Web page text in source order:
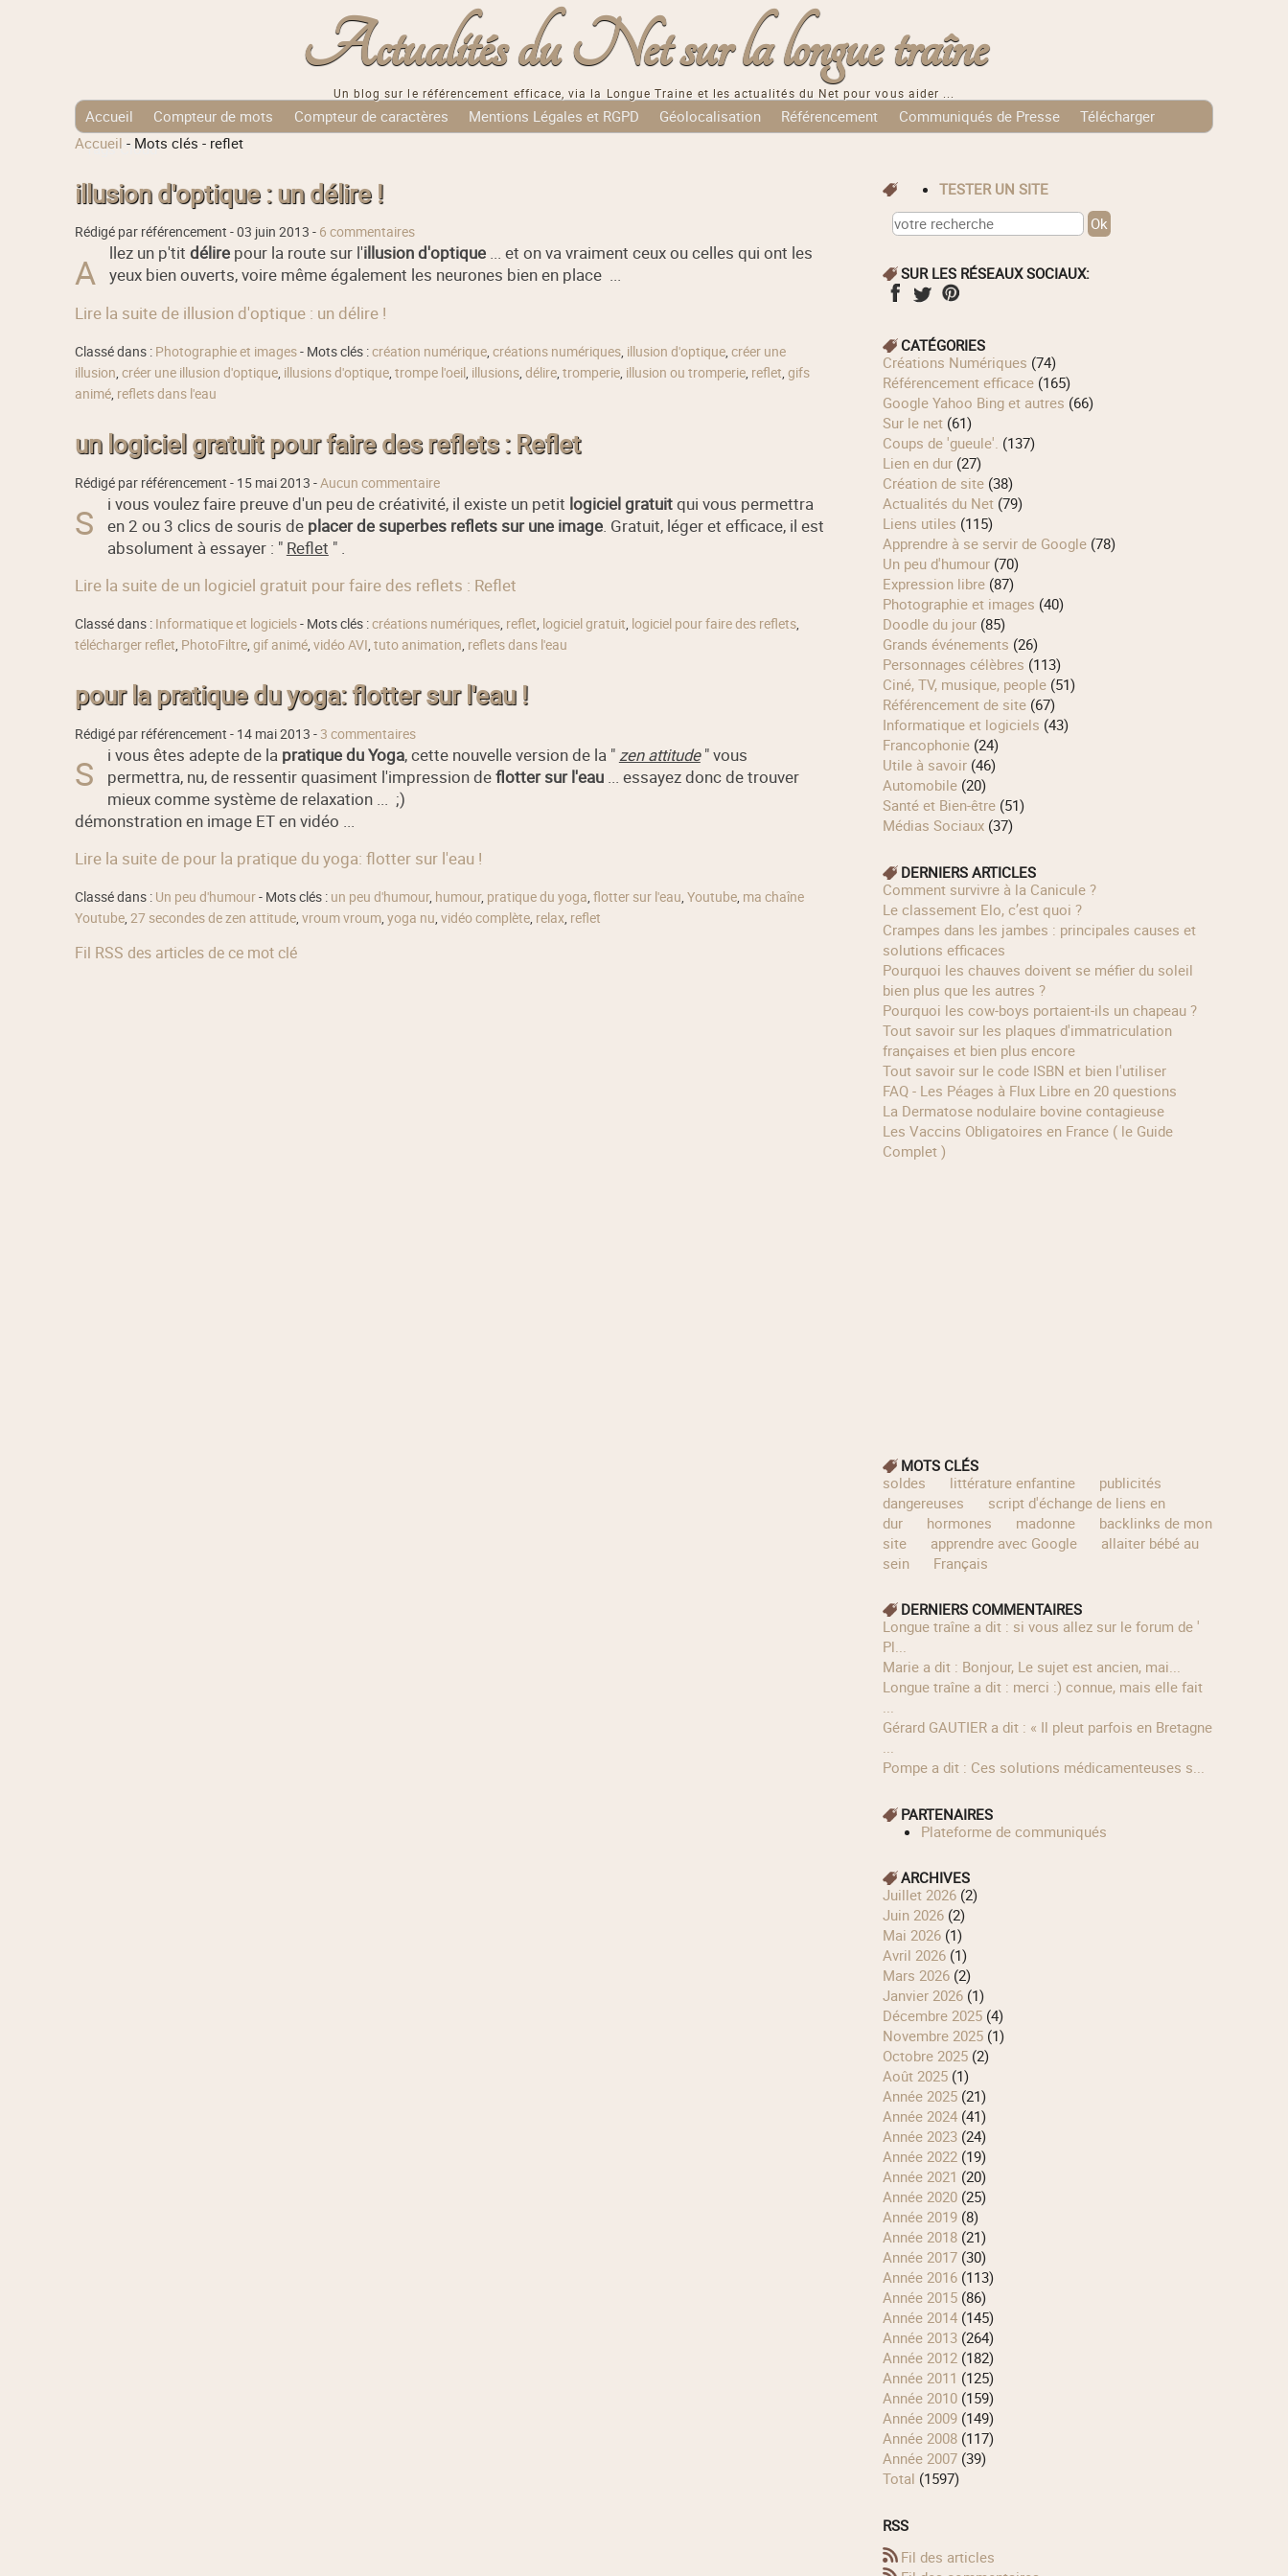
Actualités du Net sur la longue traîne
Un blog sur le référencement efficace, via la Longue Traine et les actualités du Net pour vous aider ...
Accueil Compteur de mots Compteur de caractères Mentions Légales et RGPD Géolocalisation Référencement Communiqués de Presse
Télécharger
Tags Cloud
Accueil - Mots clés - reflet
illusion d'optique : un délire !
Rédigé par référencement -03 juin 2013 - 6 commentaires
A llez un p'tit délirepour la route sur l'illusion d'optique... et on va vraiment ceux ou celles qui ont les
yeux bien ouverts, voire même également les neurones bien en place ...
Lire la suite de illusion d'optique : un délire !
Classé dans : Photographie et images- Mots clés :création numérique, créations numériques, illusion d'optique, créer une
illusion, créer une illusion d'optique, illusions d'optique, trompe l'oeil, illusions, délire, tromperie, illusion ou tromperie, reflet, gifs
animé, reflets dans l'eau
un logiciel gratuit pour faire des reflets : Reflet
Rédigé par référencement - 15 mai 2013 -Aucun commentaire
S i vous voulez faire preuve d'un peu de créativité, il existe un petit logiciel gratuitqui vous permettra
en 2 ou 3 clics de souris deplacer de superbes reflets sur une image. Gratuit, léger et efficace, il est
absolument à essayer : " Reflet " .
Lire la suite de un logiciel gratuit pour faire des reflets : Reflet
Classé dans : Informatique et logiciels- Mots clés :créations numériques, reflet, logiciel gratuit, logiciel pour faire des reflets,
télécharger reflet, PhotoFiltre, gif animé, vidéo AVI, tuto animation, reflets dans l'eau
pour la pratique du yoga: flotter sur l'eau !
Rédigé par référencement - 14 mai 2013 - 3 commentaires
S i vous êtes adepte de la pratique du Yoga, cette nouvelle version de la "zen attitude" vous
permettra, nu, de ressentir quasiment l'impression deflotter sur l'eau... essayez donc de trouver
mieux comme système de relaxation ... ;)
démonstration en image ET en vidéo ...
Lire la suite de pour la pratique du yoga: flotter sur l'eau !
Classé dans : Un peu d'humour- Mots clés : un peu d'humour, humour, pratique du yoga, flotter sur l'eau, Youtube, ma chaîne
Youtube, 27 secondes de zen attitude, vroum vroum, yoga nu, vidéo complète, relax, reflet
Fil RSS des articles de ce mot clé
TESTER UN SITE
SUR LES RÉSEAUX SOCIAUX:
CATÉGORIES
Créations Numériques (74)
Référencement efficace(165)
Google Yahoo Bing et autres (66)
Sur le net(61)
Coups de 'gueule'. (137)
Lien en dur(27)
Création de site(38)
Actualités du Net(79)
Liens utiles (115)
Apprendre à se servir de Google(78)
Un peu d'humour(70)
Expression libre(87)
Photographie et images (40)
Doodle du jour(85)
Grands événements (26)
Personnages célèbres (113)
Ciné, TV, musique, people(51)
Référencement de site(67)
Informatique et logiciels (43)
Francophonie(24)
Utile à savoir(46)
Automobile(20)
Santé et Bien-être(51)
Médias Sociaux(37)
DERNIERS ARTICLES
Comment survivre à la Canicule ?
Le classement Elo, c’est quoi ?
Crampes dans les jambes : principales causes et
solutions efficaces
Pourquoi les chauves doivent se méfier du soleil
bien plus que les autres ?
Pourquoi les cow‑boys portaient‑ils un chapeau ?
Tout savoir sur les plaques d'immatriculation
françaises et bien plus encore
Tout savoir sur le code ISBN et bien l'utiliser
FAQ - Les Péages à Flux Libre en 20 questions
La Dermatose nodulaire bovine contagieuse
Les Vaccins Obligatoires en France ( le Guide
Complet )
MOTS CLÉS
soldes
littérature enfantine
publicités
dangereuses
script d'échange de liens en
dur
hormones madonne
backlinks de mon
site
apprendre avec Google
allaiter bébé au
sein
Français
DERNIERS COMMENTAIRES
longue traîne a dit : si vous allez sur le forum de '
Pl...
Marie a dit : Bonjour, Le sujet est ancien, mai...
longue traîne a dit : merci :) connue, mais elle fait
...
Gérard GAUTIER a dit : « Il pleut parfois en Bretagne
...
Pompe a dit : Ces solutions médicamenteuses s...
PARTENAIRES
Plateforme de communiqués
ARCHIVES
juillet 2026(2)
juin 2026(2)
mai 2026(1)
avril 2026(1)
mars 2026(2)
janvier 2026(1)
décembre 2025(4)
novembre 2025(1)
octobre 2025(2)
août 2025(1)
année 2025(21)
année 2024(41)
année 2023(24)
année 2022(19)
année 2021 (20)
année 2020(25)
année 2019(8)
année 2018(21)
année 2017(30)
année 2016(113)
année 2015(86)
année 2014(145)
année 2013(264)
année 2012(182)
année 2011 (125)
année 2010(159)
année 2009(149)
année 2008(117)
année 2007(39)
total (1597)
RSS
Fil des articles